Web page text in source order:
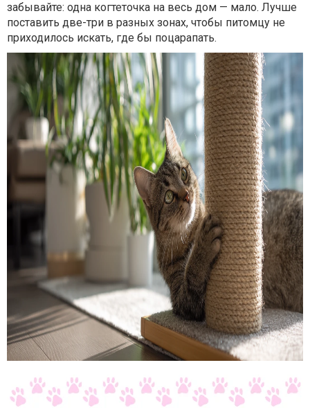
забывайте: одна когтеточка на весь дом — мало. Лучше
поставить две-три в разных зонах, чтобы питомцу не
приходилось искать, где бы поцарапать.